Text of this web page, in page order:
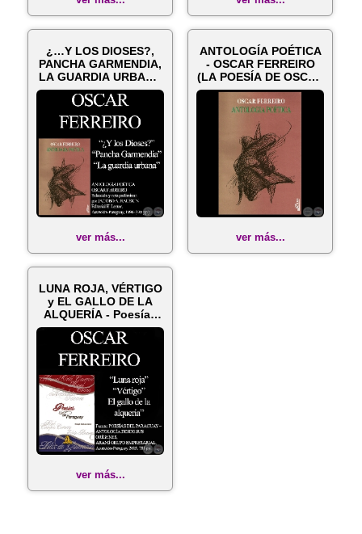
¿…Y LOS DIOSES?,
PANCHA GARMENDIA,
LA GUARDIA URBANA
- Poesías de...
ver más...
ANTOLOGÍA POÉTICA
- OSCAR FERREIRO
(LA POESÍA DE OSCAR
FERREIRO p...
ver más...
LUNA ROJA, VÉRTIGO
y EL GALLO DE LA
ALQUERÍA - Poesías
de OSCAR F...
ver más...